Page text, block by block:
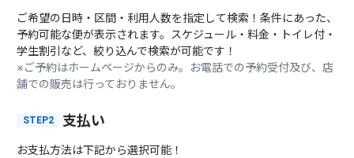
ご希望の日時・区間・利用人数を指定して検索！条件にあった、
予約可能な便が表示されます。スケジュール・料金・トイレ付・
学生割引など、絞り込んで検索が可能です！
※ご予約はホームページからのみ。お電話での予約受付及び、店
舗での販売は行っておりません。
STEP2 支払い
お支払方法は下記から選択可能！